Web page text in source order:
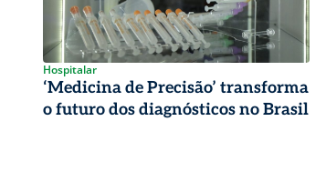
Hospitalar
‘Medicina de Precisão’ transforma
o futuro dos diagnósticos no Brasil